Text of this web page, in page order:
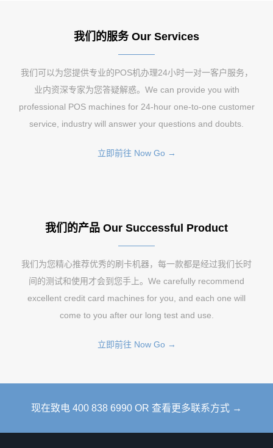
我们的服务 Our Services
我们可以为您提供专业的POS机办理24小时一对一客户服务，
业内资深专家为您答疑解惑。We can provide you with
professional POS machines for 24-hour one-to-one customer
service, industry will answer your questions and doubts.
立即前往 Now Go →
我们的产品 Our Successful Product
我们为您精心推荐优秀的刷卡机器，每一款都是经过我们长时
间的测试和使用才会到您手上。We carefully recommend
excellent credit card machines for you, and each one will
come to you after our long test and use.
立即前往 Now Go →
现在致电 400 838 6990 OR 查看更多联系方式 →